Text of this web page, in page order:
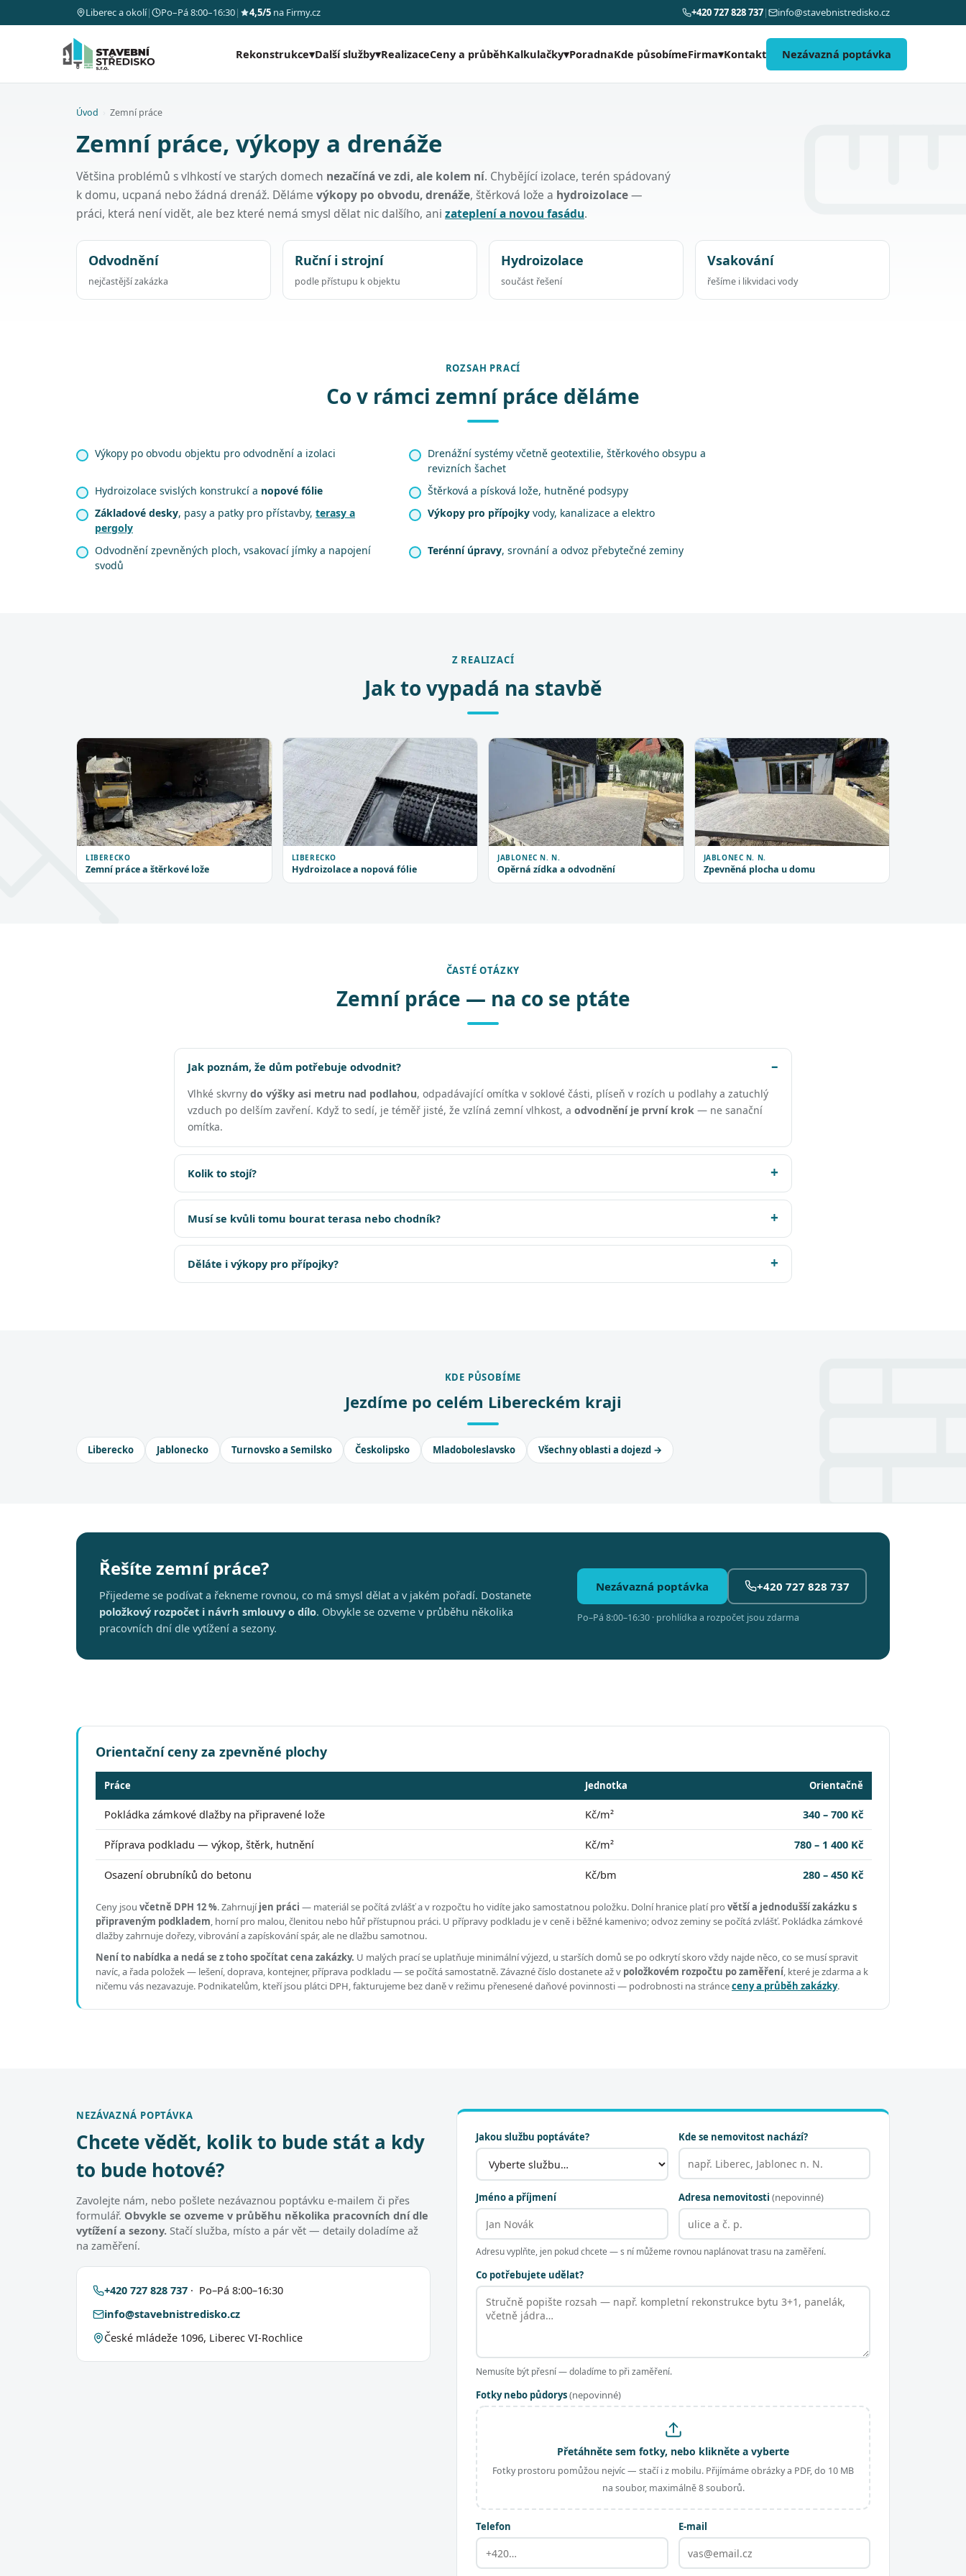
Liberec a okolí| Po–Pá 8:00–16:30| 4,5/5 na Firmy.cz +420 727 828 737| info@stavebnistredisko.cz
Rekonstrukce▾Další služby▾RealizaceCeny a průběhKalkulačky▾PoradnaKde působímeFirma▾Kontakt Nezávazná poptávka
Úvod Zemní práce
Zemní práce, výkopy a drenáže
Většina problémů s vlhkostí ve starých domech nezačíná ve zdi, ale kolem ní. Chybějící izolace, terén spádovaný
k domu, ucpaná nebo žádná drenáž. Děláme výkopy po obvodu, drenáže, štěrková lože a hydroizolace—
práci, která není vidět, ale bez které nemá smysl dělat nic dalšího, ani zateplení a novou fasádu.
Odvodnění
nejčastější zakázka
Ruční i strojní
podle přístupu k objektu
Hydroizolace
součást řešení
Vsakování
řešíme i likvidaci vody
ROZSAH PRACÍ
Co v rámci zemní práce děláme
Výkopy po obvodu objektu pro odvodnění a izolaci
Drenážní systémy včetně geotextilie, štěrkového obsypu a
revizních šachet
Hydroizolace svislých konstrukcí a nopové fólie
Štěrková a písková lože, hutněné podsypy
Základové desky, pasy a patky pro přístavby, terasy a
pergoly
Výkopy pro přípojky vody, kanalizace a elektro
Odvodnění zpevněných ploch, vsakovací jímky a napojení
svodů
Terénní úpravy, srovnání a odvoz přebytečné zeminy
Z REALIZACÍ
Jak to vypadá na stavbě
LIBERECKO
Zemní práce a štěrkové lože
LIBERECKO
Hydroizolace a nopová fólie
JABLONEC N. N.
Opěrná zídka a odvodnění
JABLONEC N. N.
Zpevněná plocha u domu
ČASTÉ OTÁZKY
Zemní práce — na co se ptáte
Jak poznám, že dům potřebuje odvodnit?
Vlhké skvrny do výšky asi metru nad podlahou, odpadávající omítka v soklové části, plíseň v rozích u podlahy a zatuchlý
vzduch po delším zavření. Když to sedí, je téměř jisté, že vzlíná zemní vlhkost, a odvodnění je první krok — ne sanační
omítka.
Kolik to stojí?
Musí se kvůli tomu bourat terasa nebo chodník?
Děláte i výkopy pro přípojky?
KDE PŮSOBÍME
Jezdíme po celém Libereckém kraji
Liberecko Jablonecko Turnovsko a Semilsko Českolipsko Mladoboleslavsko Všechny oblasti a dojezd →
Řešíte zemní práce?
Přijedeme se podívat a řekneme rovnou, co má smysl dělat a v jakém pořadí. Dostanete
položkový rozpočet i návrh smlouvy o dílo. Obvykle se ozveme v průběhu několika
pracovních dní dle vytížení a sezony.
Nezávazná poptávka +420 727 828 737
Po–Pá 8:00–16:30 · prohlídka a rozpočet jsou zdarma
Orientační ceny za zpevněné plochy
Práce Jednotka Orientačně
Pokládka zámkové dlažby na připravené lože Kč/m² 340 – 700 Kč
Příprava podkladu — výkop, štěrk, hutnění Kč/m² 780 – 1 400 Kč
Osazení obrubníků do betonu Kč/bm 280 – 450 Kč
Ceny jsou včetně DPH 12 %.Zahrnujíjen práci — materiál se počítá zvlášť a v rozpočtu ho vidíte jako samostatnou položku. Dolní hranice platí pro větší a jednodušší zakázku s
připraveným podkladem, horní pro malou, členitou nebo hůř přístupnou práci. U přípravy podkladu je v ceně i běžné kamenivo; odvoz zeminy se počítá zvlášť. Pokládka zámkové
dlažby zahrnuje dořezy, vibrování a zapískování spár, ale ne dlažbu samotnou.
Není to nabídka a nedá se z toho spočítat cena zakázky. U malých prací se uplatňuje minimální výjezd, u starších domů se po odkrytí skoro vždy najde něco, co se musí spravit
navíc, a řada položek — lešení, doprava, kontejner, příprava podkladu — se počítá samostatně. Závazné číslo dostanete až v položkovém rozpočtu po zaměření, které je zdarma a k
ničemu vás nezavazuje. Podnikatelům, kteří jsou plátci DPH, fakturujeme bez daně v režimu přenesené daňové povinnosti — podrobnosti na stránceceny a průběh zakázky.
NEZÁVAZNÁ POPTÁVKA
Chcete vědět, kolik to bude stát a kdy
to bude hotové?
Zavolejte nám, nebo pošlete nezávaznou poptávku e-mailem či přes
formulář. Obvykle se ozveme v průběhu několika pracovních dní dle
vytížení a sezony. Stačí služba, místo a pár vět — detaily doladíme až
na zaměření.
+420 727 828 737 · Po–Pá 8:00–16:30
info@stavebnistredisko.cz
České mládeže 1096, Liberec VI-Rochlice
Jakou službu poptáváte? Kde se nemovitost nachází?
Jméno a příjmení Adresa nemovitosti (nepovinné)
Adresu vyplňte, jen pokud chcete — s ní můžeme rovnou naplánovat trasu na zaměření.
Co potřebujete udělat?
Nemusíte být přesní — doladíme to při zaměření.
Fotky nebo půdorys(nepovinné)
Přetáhněte sem fotky, nebo klikněte a vyberte
Fotky prostoru pomůžou nejvíc — stačí i z mobilu. Přijímáme obrázky a PDF, do 10 MB
na soubor, maximálně 8 souborů.
Telefon E-mail